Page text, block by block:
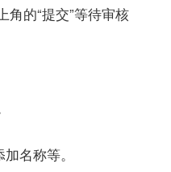
角的“提交”等待审核
名称等。